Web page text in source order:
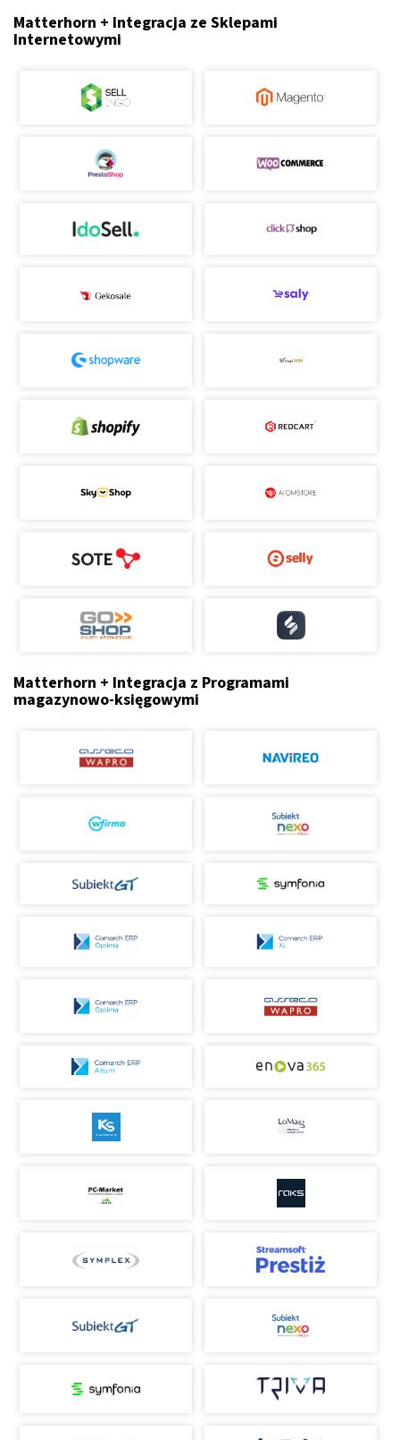
Matterhorn + Integracja ze Sklepami
Internetowymi
Matterhorn + Integracja z Programami
magazynowo-księgowymi